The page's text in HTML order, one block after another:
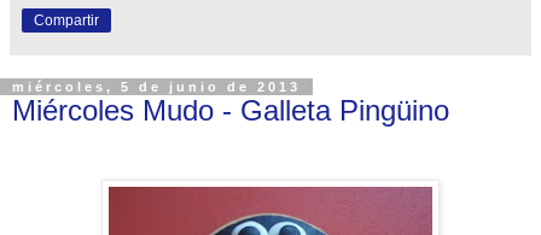
Compartir
miércoles, 5 de junio de 2013
Miércoles Mudo - Galleta Pingüino